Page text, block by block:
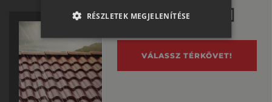
VÁLASSZ TÉRKÖVET!
RO-HU
ITALIAN
RÉSZLETEK MEGJELENÍTÉSE